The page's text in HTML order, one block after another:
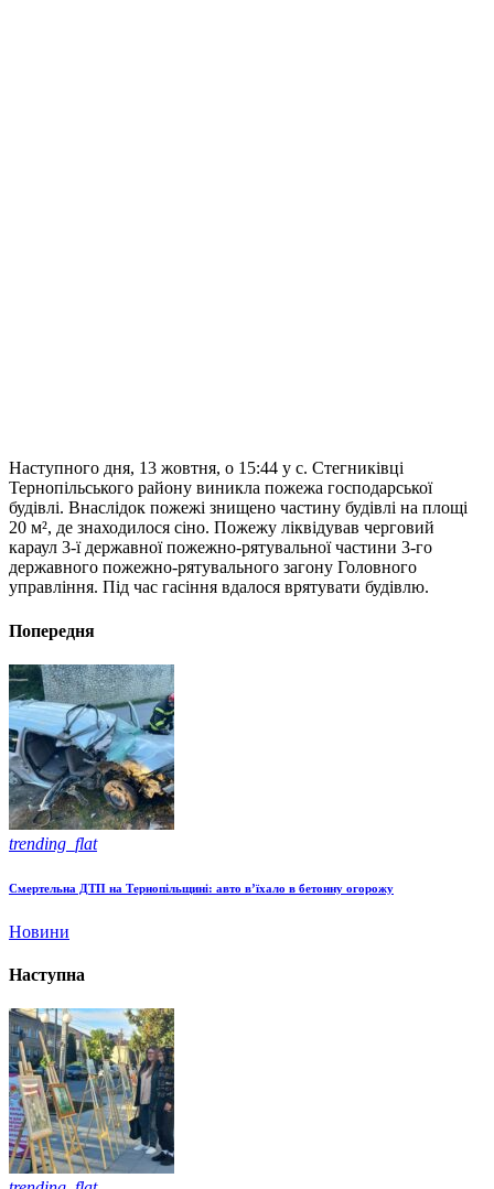
Наступного дня, 13 жовтня, о 15:44 у с. Стегниківці
Тернопільського району виникла пожежа господарської
будівлі. Внаслідок пожежі знищено частину будівлі на площі
20 м², де знаходилося сіно. Пожежу ліквідував черговий
караул 3-ї державної пожежно-рятувальної частини 3-го
державного пожежно-рятувального загону Головного
управління. Під час гасіння вдалося врятувати будівлю.
Попередня
trending_flat
Смертельна ДТП на Тернопільщині: авто в’їхало в бетонну огорожу
Новини
Наступна